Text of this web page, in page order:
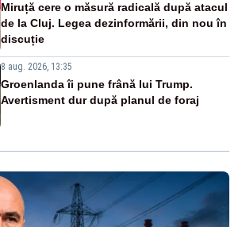
Miruță cere o măsură radicală după atacul
de la Cluj. Legea dezinformării, din nou în
discuție
8 aug. 2026, 13:35
Groenlanda îi pune frână lui Trump.
Avertisment dur după planul de foraj